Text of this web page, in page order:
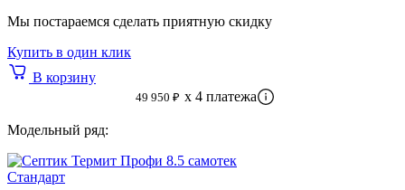
Гарантия производителя
Пользователей:20 человек
Проживание:
Материал:Полиэтилен
Мы постараемся сделать приятную скидку
Купить в один клик
В корзину
49 950 ₽ x 4 платежа
Модельный ряд:
Стандарт